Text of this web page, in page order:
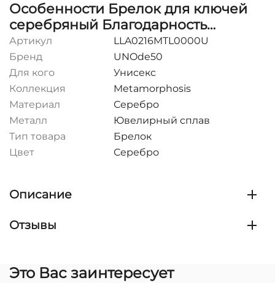
Особенности Брелок для ключей
серебряный Благодарность
UNOde50 Mr. Grateful
Артикул
LLA0216MTL0000U
Бренд
UNOde50
Для кого
Унисекс
Коллекция
Metamorphosis
Материал
Серебро
Металл
Ювелирный сплав
Тип товара
Брелок
Цвет
Серебро
Описание
Отзывы
Это Вас заинтересует